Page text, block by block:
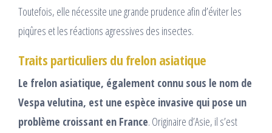
Toutefois, elle nécessite une grande prudence afin d’éviter les
piqûres et les réactions agressives des insectes.
Traits particuliers du frelon asiatique
Le frelon asiatique, également connu sous le nom de
Vespa velutina, est une espèce invasive qui pose un
problème croissant en France. Originaire d’Asie, il s’est